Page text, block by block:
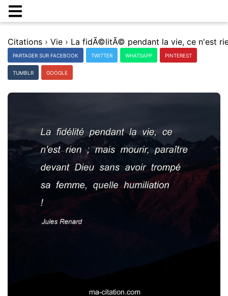
Citations › Vie ›
PARTAGER SUR FACEBOOK TWITTER WHATSAPP PINTEREST
TUMBLR GOOGLE